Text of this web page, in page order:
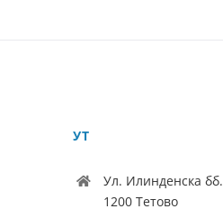
УТ
Ул. Илинденска бб.
1200 Тетово